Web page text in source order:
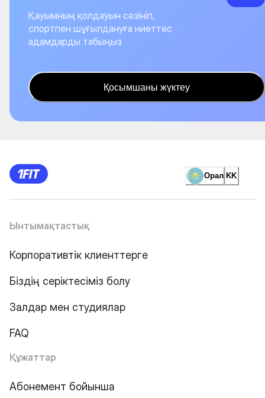
Қауымның қолдауын сезініп,
спортпен шұғылдануға ниеттес
адамдарды табыңыз
Қосымшаны жүктеу
Орал KK
Ынтымақтастық
Корпоративтік клиенттерге
Біздің серіктесіміз болу
Залдар мен студиялар
FAQ
Құжаттар
Абонемент бойынша